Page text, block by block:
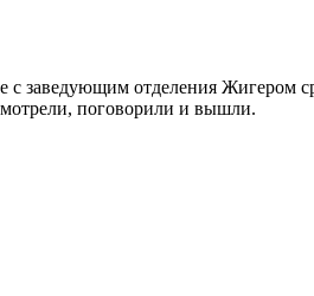
с заведующим отделения
поговорили и вышли.